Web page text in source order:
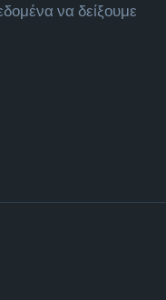
να δείξουμε